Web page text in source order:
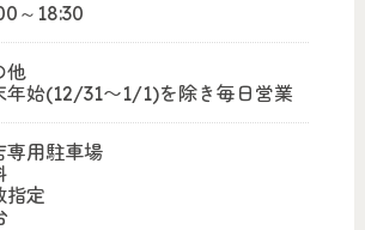
～18:30
他
年始(12/31〜1/1)を除き毎日営業
専用駐車場
指定